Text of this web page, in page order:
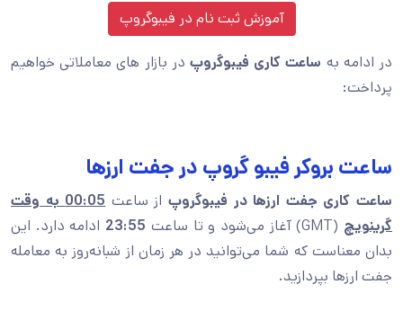
آموزش ثبت نام در فیبوگروپ
در ادامه به ساعت کاری فیبوگروپ در بازار های معاملاتی خواهیم
پرداخت:
ساعت بروکر فیبو گروپ در جفت ارزها
ساعت کاری جفت ارزها در فیبوگروپاز ساعت
00:05 به وقت
گرینویچ (GMT) آغاز می‌شود و تا ساعت 23:55 ادامه دارد. این
بدان معناست که شما می‌توانید در هر زمان از شبانه‌روز به معامله
جفت ارزها بپردازید.